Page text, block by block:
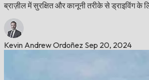
ब्राज़ील में सुरक्षित और कानूनी तरीके से ड्राइविंग
Kevin Andrew Ordoñez Sep 20, 2024